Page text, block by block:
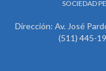
SOCIEDAD
Dirección: Av. José
(511) 445-